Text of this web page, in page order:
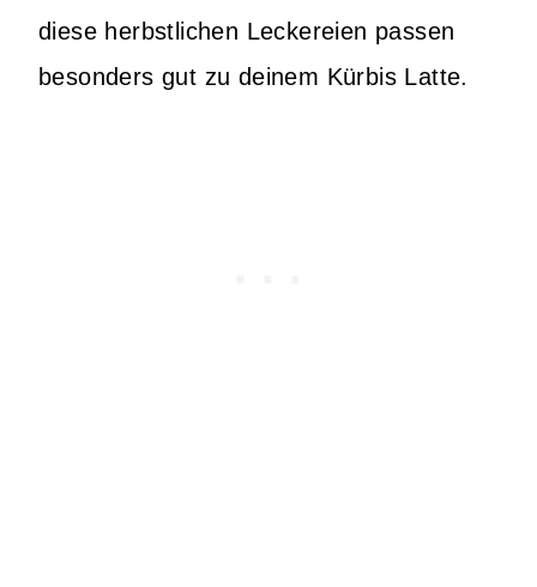
diese herbstlichen Leckereien passen
besonders gut zu deinem Kürbis Latte.